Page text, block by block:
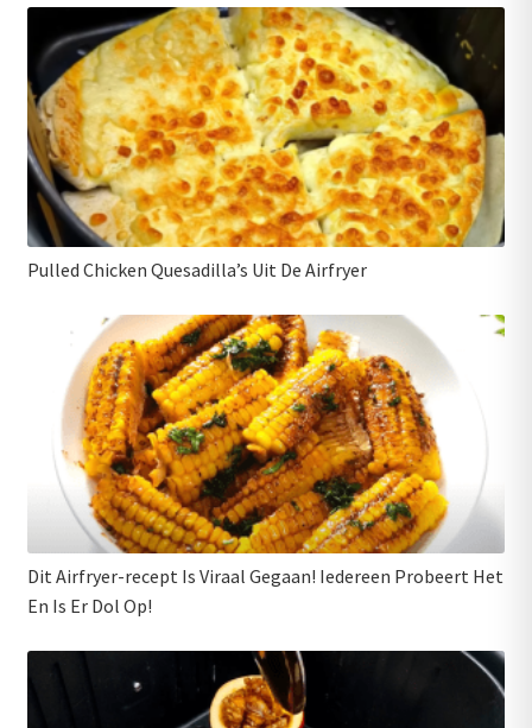
Pulled Chicken Quesadilla’s Uit De Airfryer
Dit Airfryer-recept Is Viraal Gegaan! Iedereen Probeert Het
En Is Er Dol Op!